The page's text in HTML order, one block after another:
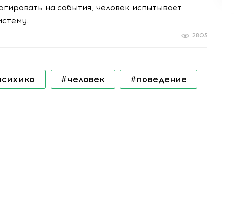
на события, человек испытывает
2803
#человек #поведение